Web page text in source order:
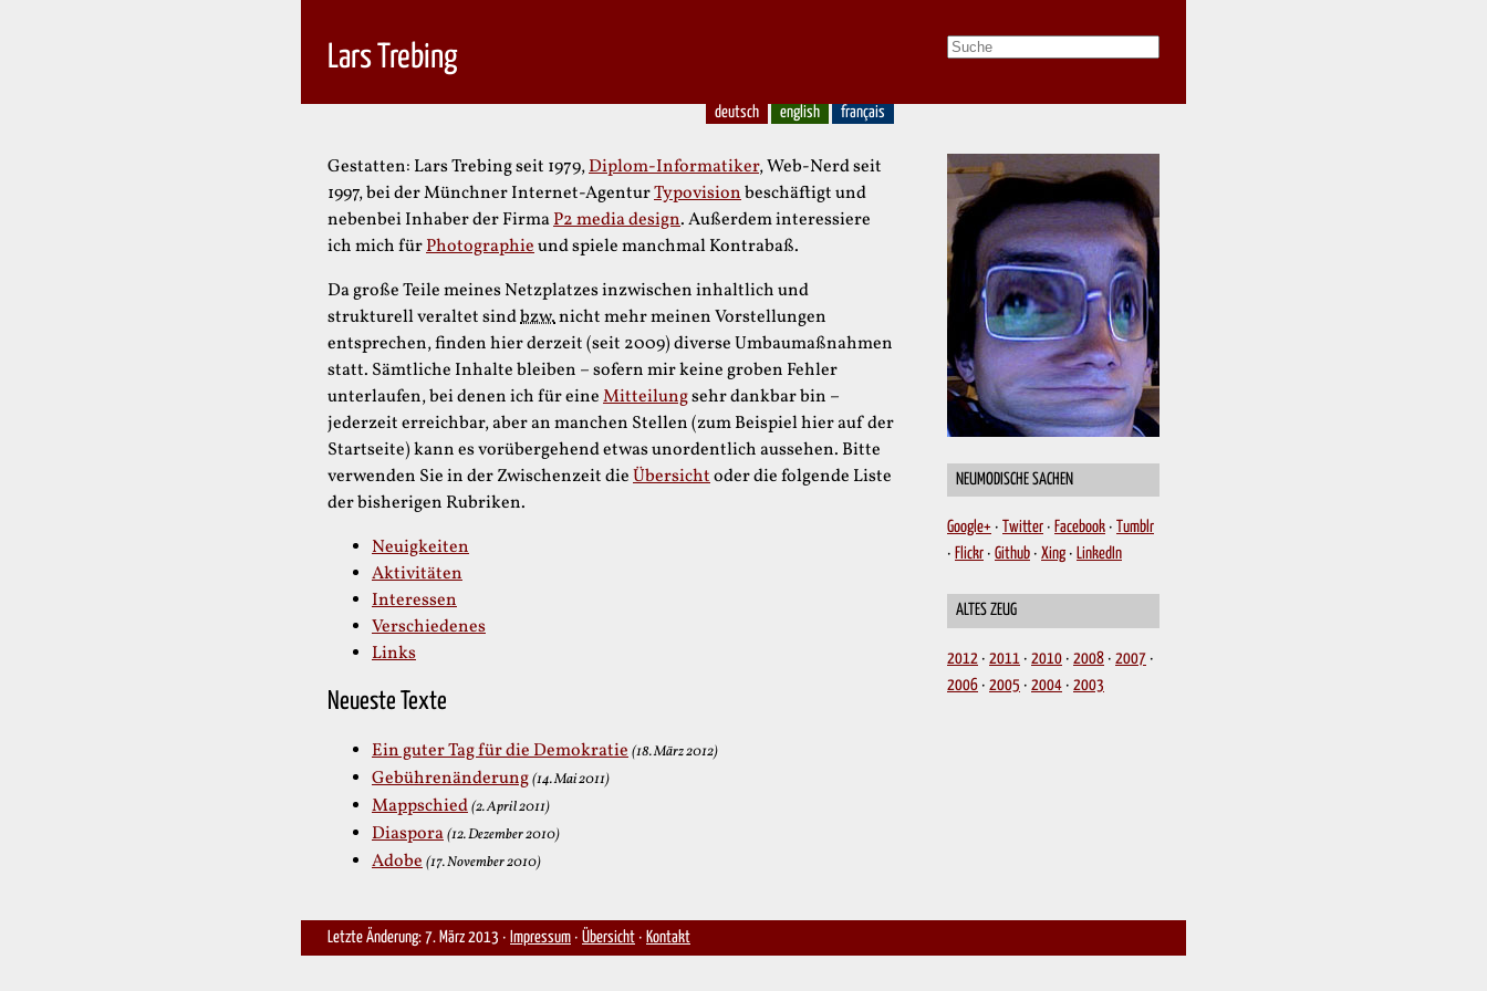
Lars Trebing
deutsch english français
Gestatten: Lars Trebing seit 1979,Diplom-Informatiker, Web-Nerd seit
1997, bei der Münchner Internet-AgenturTypovisionbeschäftigt und
nebenbei Inhaber der FirmaP2 media design. Außerdem interessiere
ich mich fürPhotographieund spiele manchmal Kontrabaß.
NEUMODISCHE SACHEN
Google+ Twitter Facebook
Tumblr
Flickr
Github Xing LinkedIn
ALTES ZEUG
2012 2011 2010 2008
2007
2006
2005 2004 2003
Da große Teile meines Netzplatzes inzwischen inhaltlich und
strukturell veraltet sindbzw.nicht mehr meinen Vorstellungen
entsprechen, finden hier derzeit (seit 2009) diverse Umbaumaßnahmen
statt. Sämtliche Inhalte bleiben – sofern mir keine groben Fehler
unterlaufen, bei denen ich für eineMitteilungsehr dankbar bin –
jederzeit erreichbar, aber an manchen Stellen (zum Beispiel hier auf der
Startseite) kann es vorübergehend etwas unordentlich aussehen. Bitte
verwenden Sie in der Zwischenzeit dieÜbersichtoder die folgende Liste
der bisherigen Rubriken.
Neuigkeiten
Aktivitäten
Interessen
Verschiedenes
Links
Neueste Texte
Ein guter Tag für die Demokratie(18. März 2012)
Gebührenänderung(14. Mai 2011)
Mappschied(2. April 2011)
Diaspora(12. Dezember 2010)
Adobe(17. November 2010)
Letzte Änderung: 7. März 2013 · Impressum · Übersicht · Kontakt